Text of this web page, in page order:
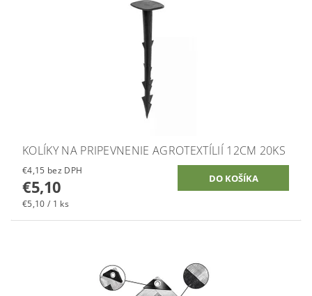
KOLÍKY NA PRIPEVNENIE AGROTEXTÍLIÍ 12CM 20KS
€4,15 bez DPH
€5,10
€5,10 / 1 ks